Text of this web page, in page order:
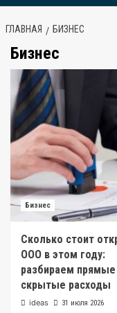
ГЛАВНАЯ БИЗНЕС
Бизнес
Бизнес
Сколько стоит
ООО в этом году:
разбираем
скрытые расходы
ideas 31 июля 2026